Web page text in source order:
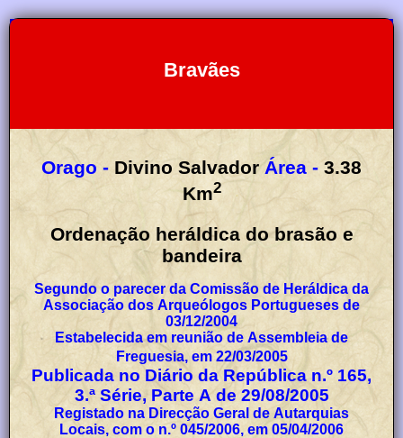
Bravães
Orago - Divino Salvador Área - 3.38
Km2
Ordenação heráldica do brasão e
bandeira
Segundo o parecer da Comissão de Heráldica da
Associação dos Arqueólogos Portugueses de
03/12/2004
Estabelecida em reunião de Assembleia de
Freguesia, em 22/03/2005
Publicada no Diário da República n.º 165,
3.ª Série, Parte A de 29/08/2005
Registado na Direcção Geral de Autarquias
Locais, com o n.º 045/2006, em 05/04/2006